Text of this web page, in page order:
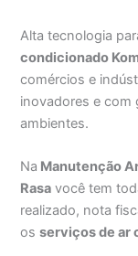
Alta tecnologia
condicionado
comércios e
inovadores e com
ambientes.
Na Manutenção
Rasa você tem
realizado, nota
osserviços de ar